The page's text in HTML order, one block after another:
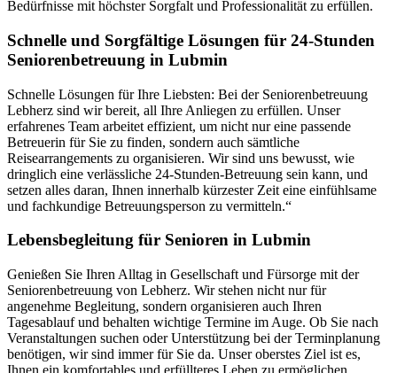
Bedürfnisse mit höchster Sorgfalt und Professionalität zu erfüllen.
Schnelle und Sorgfältige Lösungen für 24-Stunden
Seniorenbetreuung in Lubmin
Schnelle Lösungen für Ihre Liebsten: Bei der Seniorenbetreuung
Lebherz sind wir bereit, all Ihre Anliegen zu erfüllen. Unser
erfahrenes Team arbeitet effizient, um nicht nur eine passende
Betreuerin für Sie zu finden, sondern auch sämtliche
Reisearrangements zu organisieren. Wir sind uns bewusst, wie
dringlich eine verlässliche 24-Stunden-Betreuung sein kann, und
setzen alles daran, Ihnen innerhalb kürzester Zeit eine einfühlsame
und fachkundige Betreuungsperson zu vermitteln.“
Lebensbegleitung für Senioren in Lubmin
Genießen Sie Ihren Alltag in Gesellschaft und Fürsorge mit der
Seniorenbetreuung von Lebherz. Wir stehen nicht nur für
angenehme Begleitung, sondern organisieren auch Ihren
Tagesablauf und behalten wichtige Termine im Auge. Ob Sie nach
Veranstaltungen suchen oder Unterstützung bei der Terminplanung
benötigen, wir sind immer für Sie da. Unser oberstes Ziel ist es,
Ihnen ein komfortables und erfüllteres Leben zu ermöglichen.